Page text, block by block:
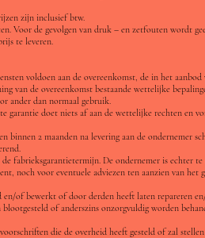
zijn inclusief btw.
Voor de gevolgen van druk – en zetfouten wordt
te leveren.
voldoen aan de overeenkomst, de in het
van de overeenkomst bestaande wettelijke
ander dan normaal gebruik.
doet niets af aan de wettelijke rechten en
binnen 2 maanden na levering aan de ondernemer
fabrieksgarantietermijn. De ondernemer is echter
noch voor eventuele adviezen ten aanzien van het
en/of bewerkt of door derden heeft laten repareren
of anderszins onzorgvuldig worden
die de overheid heeft gesteld of zal